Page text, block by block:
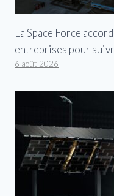
La Space Force
entreprises pour
6 août 2026